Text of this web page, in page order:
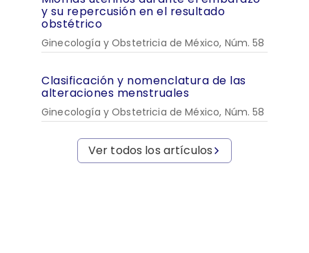
y su repercusión en el resultado
obstétrico
Ginecología y Obstetricia de México, Núm. 58
Clasificación y nomenclatura de las
alteraciones menstruales
Ginecología y Obstetricia de México, Núm. 58
Ver todos los artículos